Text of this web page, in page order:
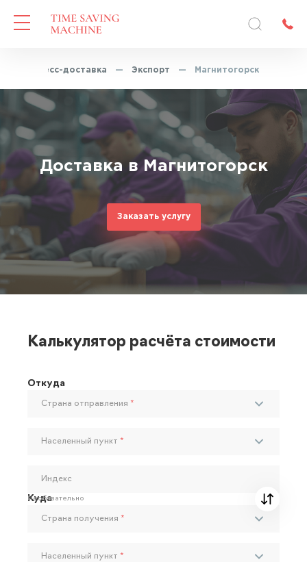
Экспресс-доставка — Экспорт — Магнитогорск
Доставка в Магнитогорск
Заказать услугу
Калькулятор расчёта стоимости
Откуда
Страна отправления *
Населенный пункт *
Индекс
Необязательно
Куда
Страна получения *
Населенный пункт *